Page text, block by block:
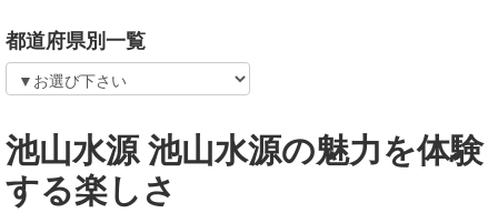
都道府県別一覧
池山水源 池山水源の魅力を体験
する楽しさ